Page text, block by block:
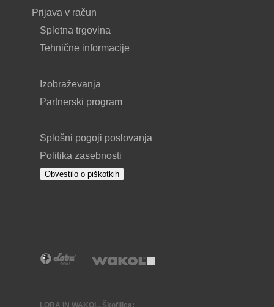
Prijava v račun
Spletna trgovina
Tehnične informacije
Izobraževanja
Partnerski program
Splošni pogoji poslovanja
Politika zasebnosti
Obvestilo o piškotkih
LOBA IN WAKOL, Škofljica: